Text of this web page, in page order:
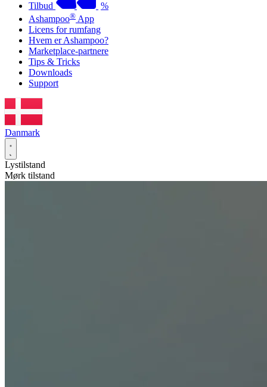
Tilbud
%
Ashampoo® App
Licens for rumfang
Hvem er Ashampoo?
Marketplace-partnere
Tips & Tricks
Downloads
Support
Danmark
Lystilstand
Mørk tilstand